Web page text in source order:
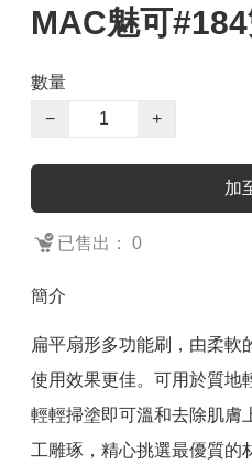
MAC魅可
數量
−
+
加
已售出： 0
簡介
扁平扇形多功能刷，由柔軟
使用效果更佳。可用於質地
輕輕掃塗即可溫和去除肌膚
工雕琢，精心挑選最優質的